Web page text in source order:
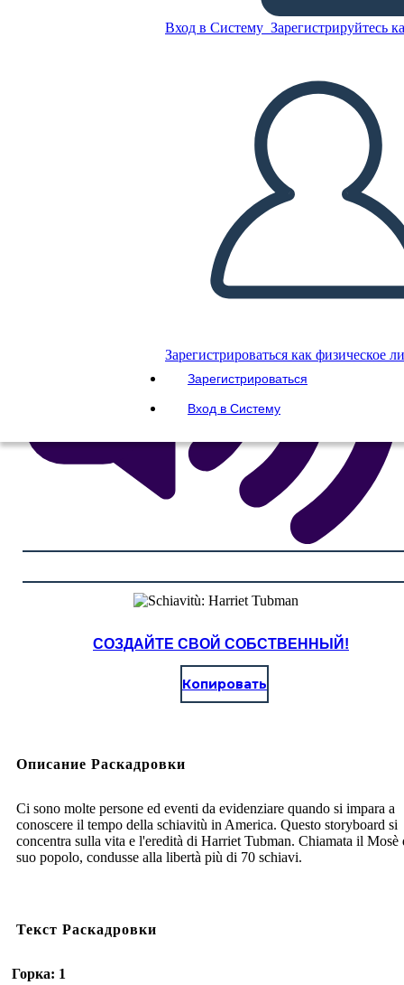
Вход в Систему Зарегистрируйтесь
Зарегистрироваться как физическое
Зарегистрироваться
Вход в Систему
Скопируйте эту раскадровку
СОЗДАТЬ РАСКАДРОВКУ
ВОСПРОИЗВЕСТИ СЛАЙД-ШОУ
ПОЧИТАЙ МНЕ
СОЗДАЙТЕ СВОЙ СОБСТВЕННЫЙ!
Копировать
Описание Раскадровки
Ci sono molte persone ed eventi da evidenziare quando si impara a
conoscere il tempo della schiavitù in America. Questo storyboard si
concentra sulla vita e l'eredità di Harriet Tubman. Chiamata il Mosè
suo popolo, condusse alla libertà più di 70 schiavi.
Текст Раскадровки
Горка: 1